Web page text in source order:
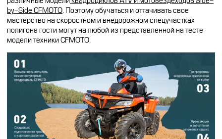
CFMOTO ФИНАНС
ЛИЗИНГ
Дилеры
Стать дилером
Конфигуратор
by-Side CFMOTO. Поэтому обучаться и оттачивать свое
мастерство на скоростном и внедорожном спецучастках
полигона гости могут на любой из представленной на тесте
модели техники CFMOTO.